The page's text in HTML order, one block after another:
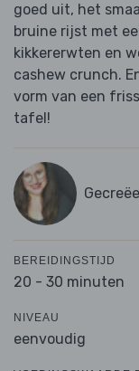
goed uit, het
bruine rijst met
kikkererwten en
cashew crunch.
vorm van een
tafel!
BEREIDINGSTIJD
20 - 30 minuten
NIVEAU
eenvoudig